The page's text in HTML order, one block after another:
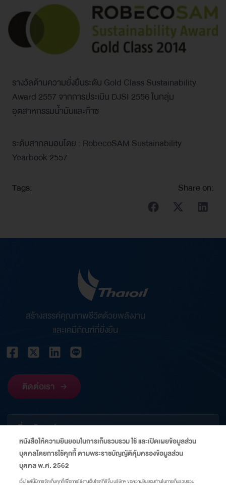
รางวัลด้านความยั่งยืนระดับ Gold Class Sustainability
Award 2557 จากการประเมิน DJSI 2556 ในกลุ่ม
อุตสาหกรรมน้ำมันและก๊าซ
ระดับสากลมอบโดย : RobecoSAM Sustainability
Yearbook 2557
Tags: Share on:
สร้างสรรค์คุณภาพชีวิตด้วยพลังงาน
และเคมีภัณฑ์ที่ยั่งยืน
ติดต่อเรา
เกี่ยวกับองค์กร
ข้อมูลที่เกี่ยวข้อง
หนังสือให้ความยินยอมในการเก็บรวบรวม ใช้ และเปิดเผยข้อมูลส่วน
บุคคลโดยการใช้คุกกี้ ตามพระราชบัญญัติคุ้มครองข้อมูลส่วน
บุคคล พ.ศ. 2562
เว็บไซต์นี้มีการจัดเก็บคุกกี้เพื่อการใช้งานเว็บไซต์ที่ดีขึ้น บริษัทฯ ขอความยินยอมท่านในการเก็บรวบรวม